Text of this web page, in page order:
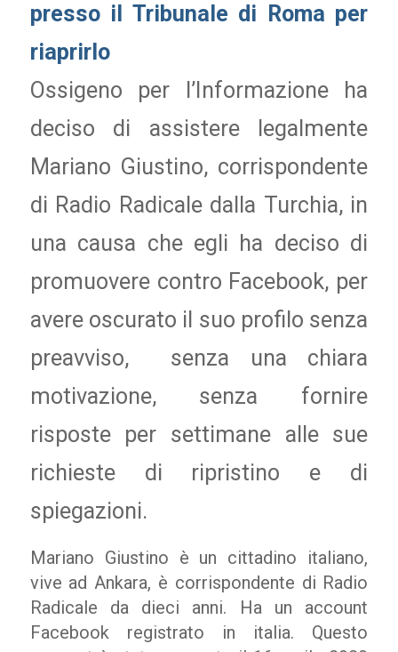
presso il Tribunale di Roma per
riaprirlo
Ossigeno per l’Informazione ha
deciso di assistere legalmente
Mariano Giustino, corrispondente
di Radio Radicale dalla Turchia, in
una causa che egli ha deciso di
promuovere contro Facebook, per
avere oscurato il suo profilo senza
preavviso, senza una chiara
motivazione, senza fornire
risposte per settimane alle sue
richieste di ripristino e di
spiegazioni.
Mariano Giustino è un cittadino italiano,
vive ad Ankara, è corrispondente di Radio
Radicale da dieci anni. Ha un account
Facebook registrato in italia. Questo